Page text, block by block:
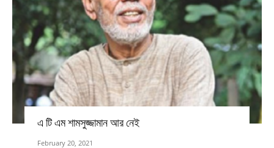
এ টি এম শামসুজ্জামান আর নেই
February 20, 2021